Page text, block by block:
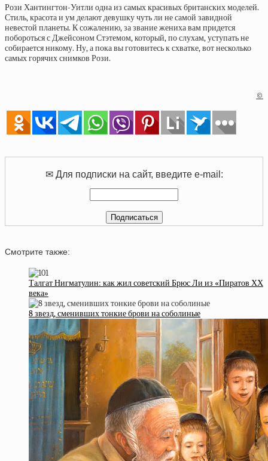
Рози Хантингтон-Уитли одна из самых красивых британских моделей.
Стиль, красота и ум делают девушку чуть ли не самой завидной
невестой планеты. К сожалению, за звание жениха вам придется
побороться с Джейсоном Стэтемом, который, по слухам, уступать не
собирается никому. Ну, а пока вы готовитесь к схватке, вот несколько
самых горячих снимков Рози.
©
✉ Для подписки на сайт, введите e-mail:
Смотрите также:
Талгат Нигматулин: как жил советский Брюс Ли из «Пиратов ХХ
века»
8 звезд, сменивших тонкие брови на соболиные